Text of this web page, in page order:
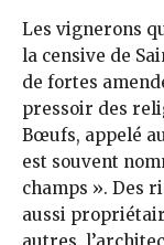
Les vignerons
la censive de
de fortes
pressoir des
Bœufs, appelé
est souvent
champs ». Des
aussi